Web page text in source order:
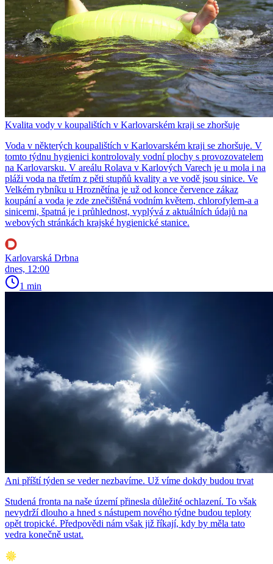
Kvalita vody v koupalištích v Karlovarském kraji se zhoršuje
Voda v některých koupalištích v Karlovarském kraji se zhoršuje. V
tomto týdnu hygienici kontrolovaly vodní plochy s provozovatelem
na Karlovarsku. V areálu Rolava v Karlových Varech je u mola i na
pláži voda na třetím z pěti stupňů kvality a ve vodě jsou sinice. Ve
Velkém rybníku u Hroznětína je už od konce července zákaz
koupání a voda je zde znečištěná vodním květem, chlorofylem-a a
sinicemi, špatná je i průhlednost, vyplývá z aktuálních údajů na
webových stránkách krajské hygienické stanice.
Karlovarská Drbna
dnes, 12:00
1 min
Ani příští týden se veder nezbavíme. Už víme dokdy budou trvat
Studená fronta na naše území přinesla důležité ochlazení. To však
nevydrží dlouho a hned s nástupem nového týdne budou teploty
opět tropické. Předpovědi nám však již říkají, kdy by měla tato
vedra konečně ustat.